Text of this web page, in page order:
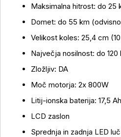
Maksimalna hitrost: do 25
Domet: do 55 km
Velikost koles: 25,4 cm
Največja nosilnost: do 120
Zložljiv: DA
Moč motorja: 2x 800W
Litij-ionska baterija: 17,5
LCD zaslon
Sprednja in zadnja LED luč